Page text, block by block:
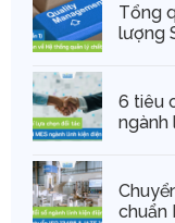
Tổng
lượng
6 tiêu
ngành
chuẩn